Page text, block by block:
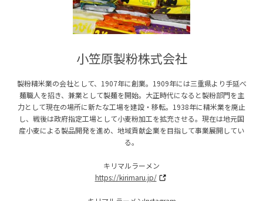
小笠原製粉株式会社
製粉精米業の会社として、1907年に創業。1909年には三重県より手延べ
麺職人を招き、兼業として製麺を開始。大正時代になると製粉部門を主
力として現在の場所に新たな工場を建設・移転。1938年に精米業を廃止
し、戦後は政府指定工場として小麦粉加工を拡充させる。現在は地元国
産小麦による製品開発を進め、地域貢献企業を目指して事業展開してい
る。
キリマルラーメン
https://kirimaru.jp/